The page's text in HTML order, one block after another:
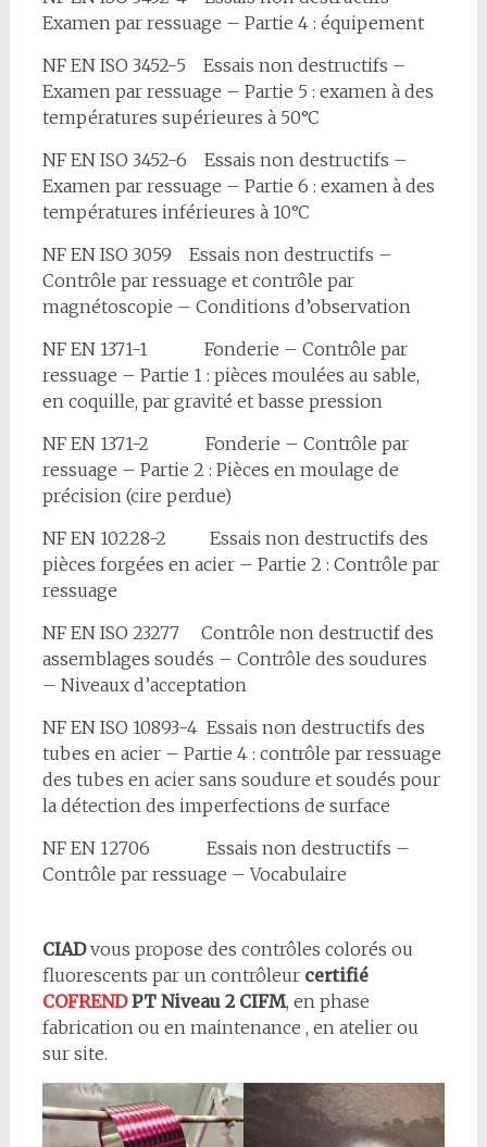
Examen par ressuage – Partie 4 : équipement
NF EN ISO 3452-5 Essais non destructifs –
Examen par ressuage – Partie 5 : examen à des
températures supérieures à 50°C
NF EN ISO 3452-6 Essais non destructifs –
Examen par ressuage – Partie 6 : examen à des
températures inférieures à 10°C
NF EN ISO 3059 Essais non destructifs –
Contrôle par ressuage et contrôle par
magnétoscopie – Conditions d’observation
NF EN 1371-1 Fonderie – Contrôle par
ressuage – Partie 1 : pièces moulées au sable,
en coquille, par gravité et basse pression
NF EN 1371-2 Fonderie – Contrôle par
ressuage – Partie 2 : Pièces en moulage de
précision (cire perdue)
NF EN 10228-2 Essais non destructifs des
pièces forgées en acier – Partie 2 : Contrôle par
ressuage
NF EN ISO 23277 Contrôle non destructif des
assemblages soudés – Contrôle des soudures
– Niveaux d’acceptation
NF EN ISO 10893-4 Essais non destructifs des
tubes en acier – Partie 4 : contrôle par ressuage
des tubes en acier sans soudure et soudés pour
la détection des imperfections de surface
NF EN 12706 Essais non destructifs –
Contrôle par ressuage – Vocabulaire
CIADvous propose des contrôles colorés ou
fluorescents par un contrôleur certifié
COFRENDPT Niveau 2 CIFM, en phase
fabrication ou en maintenance , en atelier ou
sur site.